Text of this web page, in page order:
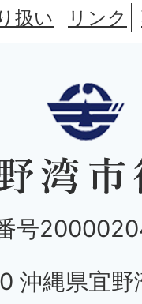
扱い リンク
号
沖縄県宜野